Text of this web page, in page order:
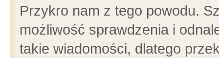
Przykro nam z tego powodu.
możliwość sprawdzenia i
takie wiadomości, dlatego